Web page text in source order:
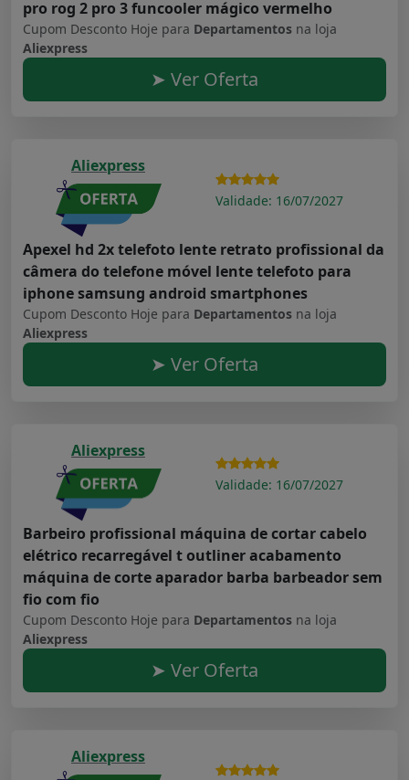
pro rog 2 pro 3 funcooler mágico vermelho
Cupom Desconto Hoje para Departamentos na loja
Aliexpress
➤ Ver Oferta
Aliexpress
Validade: 16/07/2027
Apexel hd 2x telefoto lente retrato profissional da
câmera do telefone móvel lente telefoto para
iphone samsung android smartphones
Cupom Desconto Hoje para Departamentos na loja
Aliexpress
➤ Ver Oferta
Aliexpress
Validade: 16/07/2027
Barbeiro profissional máquina de cortar cabelo
elétrico recarregável t outliner acabamento
máquina de corte aparador barba barbeador sem
fio com fio
Cupom Desconto Hoje para Departamentos na loja
Aliexpress
➤ Ver Oferta
Aliexpress